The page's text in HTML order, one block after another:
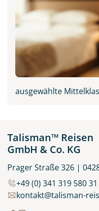
©
ausgewählte
Talisman™ Reisen
GmbH & Co. KG
Prager Straße 326 |
+49 (0) 341 319 580 31
kontakt@talisman-